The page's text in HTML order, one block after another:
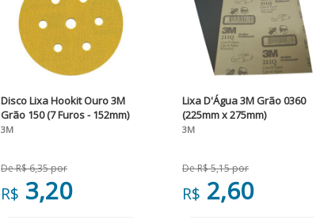
Disco Lixa Hookit Ouro 3M
Grão 150 (7 Furos - 152mm)
3M
De R$ 6,35 por
R$ 3,20
Lixa D'Água 3M Grão 0360
(225mm x 275mm)
3M
De R$ 5,15 por
R$ 2,60